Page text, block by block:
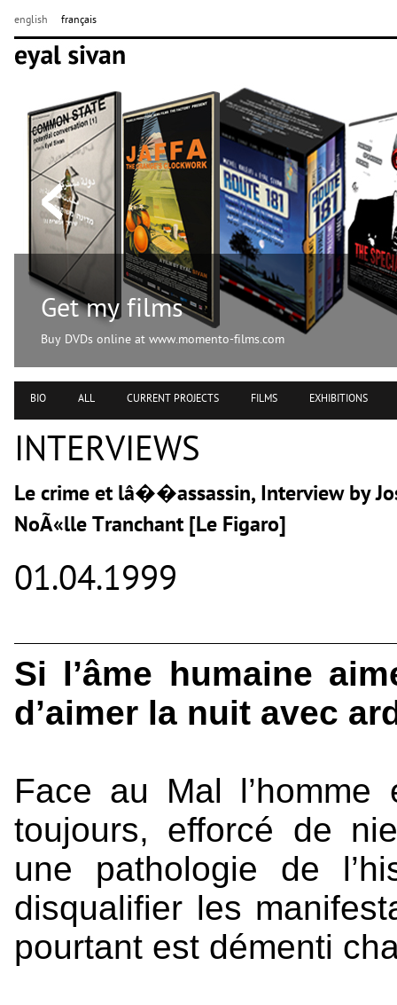
english français
Get my films
Buy DVDs online at www.momento-films.com
BIO ALL CURRENT PROJECTS FILMS EXHIBITIONS
INTERVIEWS
Le crime et lâ��assassin, Interview by
NoÃ«lle Tranchant [Le Figaro]
01.04.1999
Si l’âme humaine
d’aimer la nuit avec
Face au Mal l’homme
toujours, efforcé de
une pathologie de
disqualifier les
pourtant est démenti